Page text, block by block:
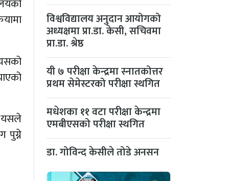
यसले
पुग्ने
विश्वविद्यालय अनुदान आयोगको
अध्यक्षमा प्रा.डा. केसी, सचिवमा
प्रा.डा. श्रेष्ठ
यी ७ परीक्षा केन्द्रमा स्नातकोत्तर
प्रथम सेमेस्टरको परीक्षा स्थगित
मधेशका ११ वटा परीक्षा केन्द्रमा
एमबीएसको परीक्षा स्थगित
डा. गोविन्द केसीले तोडे अनसन